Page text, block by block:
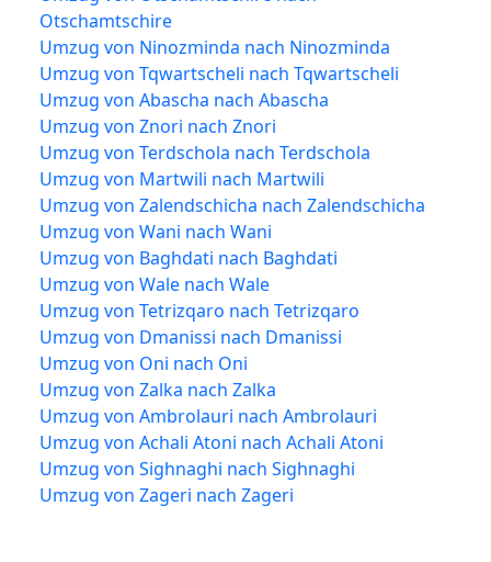
Otschamtschire
Umzug von Ninozminda nach Ninozminda
Umzug von Tqwartscheli nach Tqwartscheli
Umzug von Abascha nach Abascha
Umzug von Znori nach Znori
Umzug von Terdschola nach Terdschola
Umzug von Martwili nach Martwili
Umzug von Zalendschicha nach Zalendschicha
Umzug von Wani nach Wani
Umzug von Baghdati nach Baghdati
Umzug von Wale nach Wale
Umzug von Tetrizqaro nach Tetrizqaro
Umzug von Dmanissi nach Dmanissi
Umzug von Oni nach Oni
Umzug von Zalka nach Zalka
Umzug von Ambrolauri nach Ambrolauri
Umzug von Achali Atoni nach Achali Atoni
Umzug von Sighnaghi nach Sighnaghi
Umzug von Zageri nach Zageri